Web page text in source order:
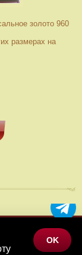
золото 960
размерах на
OK